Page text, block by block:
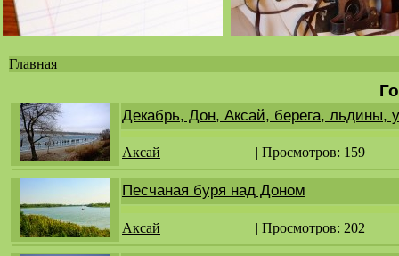
здесь
Главная
Декабрь, Дон, Аксай, берега, льдины,
Аксай | Просмотров: 159
Песчаная буря над Доном
Аксай | Просмотров: 202